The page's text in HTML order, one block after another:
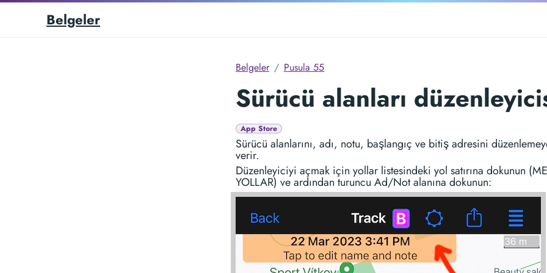
Belgeler
Belgeler Pusula 55
Sürücü alanları
App Store
Sürücü alanlarını, adı, notu, başlangıç ve bitiş adresini
verir.
Düzenleyiciyi açmak için yollar listesindeki yol satırına dokunun
YOLLAR) ve ardından turuncu Ad/Not alanına dokunun: